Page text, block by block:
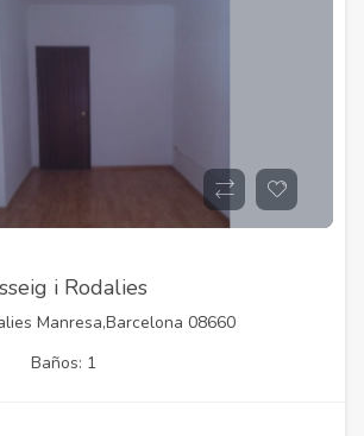
i Rodalies
Manresa,Barcelona 08660
Baños: 1